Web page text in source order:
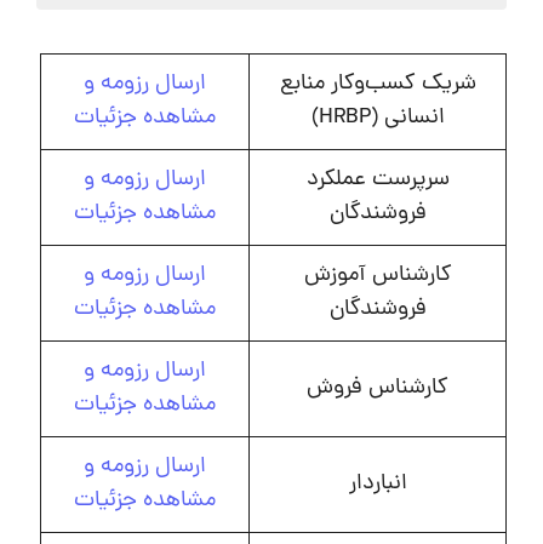
شریک کسب‌وکار منابع
انسانی (HRBP)
ارسال رزومه و
مشاهده جزئیات
سرپرست عملکرد
فروشندگان
ارسال رزومه و
مشاهده جزئیات
کارشناس آموزش
فروشندگان
ارسال رزومه و
مشاهده جزئیات
کارشناس فروش
ارسال رزومه و
مشاهده جزئیات
انباردار
ارسال رزومه و
مشاهده جزئیات